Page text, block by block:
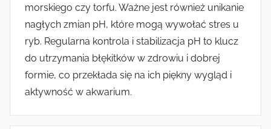
morskiego czy torfu. Ważne jest również unikanie
nagłych zmian pH, które mogą wywołać stres u
ryb. Regularna kontrola i stabilizacja pH to klucz
do utrzymania błękitków w zdrowiu i dobrej
formie, co przekłada się na ich piękny wygląd i
aktywność w akwarium.